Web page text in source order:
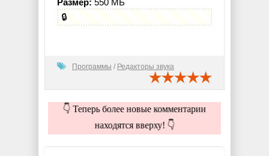
Размер: 550 МБ
🔒
Программы / Редакторы звука
👇 Теперь более новые комментарии
находятся вверху! 👇